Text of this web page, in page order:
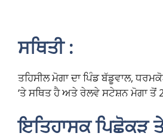
ਸਥਿਤੀ :
ਤਹਿਸੀਲ ਮੋਗਾ ਦਾ ਪਿੰਡ ਬੱਡੂਵਾਲ,
‘ਤੇ ਸਥਿਤ ਹੈ ਅਤੇ ਰੇਲਵੇ ਸਟੇਸ਼ਨ ਮੋਗਾ ਤੋਂ
ਇਤਿਹਾਸਕ ਪਿਛੋਕੜ